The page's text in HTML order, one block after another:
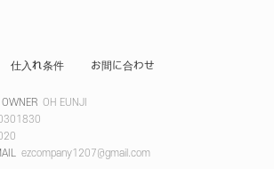
仕入れ条件 お間に合わせ
OH EUNJI
ezcompany1207@gmail.com